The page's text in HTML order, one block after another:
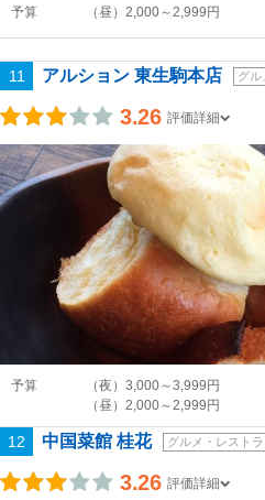
予算 （昼）2,000～2,999円
11 アルション 東生駒本店 グル
3.26 評価詳細
予算
（夜）3,000～3,999円
（昼）2,000～2,999円
12 中国菜館 桂花 グルメ・レストラ
3.26 評価詳細